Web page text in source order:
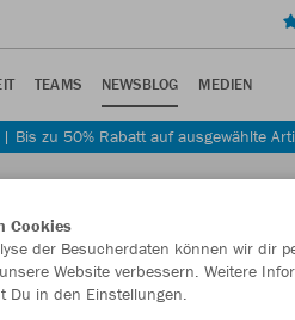
TEAMS NEWSBLOG MEDIEN
Bis zu 50% Rabatt auf ausgewählte
Cookies
der Besucherdaten können wir dir
Website verbessern. Weitere
Du in den Einstellungen.